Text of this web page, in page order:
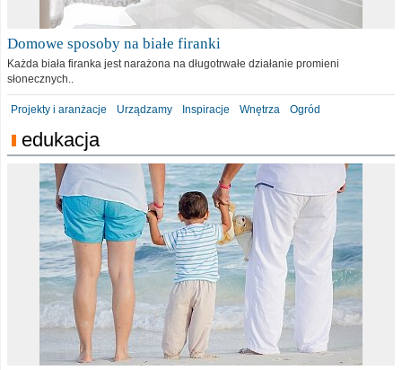
Domowe sposoby na białe firanki
Każda biała firanka jest narażona na długotrwałe działanie promieni
słonecznych..
Projekty i aranżacje Urządzamy Inspiracje Wnętrza Ogród
edukacja